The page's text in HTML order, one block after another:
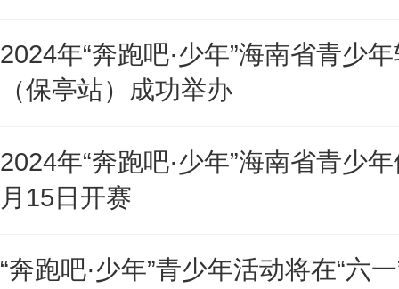
2024年“奔跑吧·少年”海南省青少
（保亭站）成功举办
2024年“奔跑吧·少年”海南省青少
月15日开赛
“奔跑吧·少年”青少年活动将在“六